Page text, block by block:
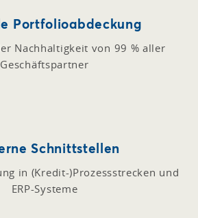
Portfolioabdeckung
Nachhaltigkeit von 99 % aller
Geschäftspartner
Schnittstellen
in (Kredit-)Prozessstrecken und
ERP-Systeme